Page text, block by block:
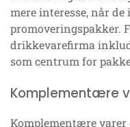
mere interesse, når
promoveringspakker.
drikkevarefirma
som centrum for
Komplementære
Komplementære varer